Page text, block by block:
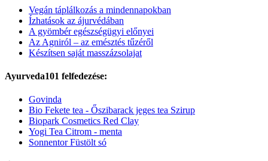
Vegán táplálkozás a mindennapokban
Ízhatások az ájurvédában
A gyömbér egészségügyi előnyei
Az Agniról – az emésztés tűzéről
Készítsen saját masszázsolajat
Ayurveda101 felfedezése:
Govinda
Bio Fekete tea - Őszibarack jeges tea Szirup
Biopark Cosmetics Red Clay
Yogi Tea Citrom - menta
Sonnentor Füstölt só